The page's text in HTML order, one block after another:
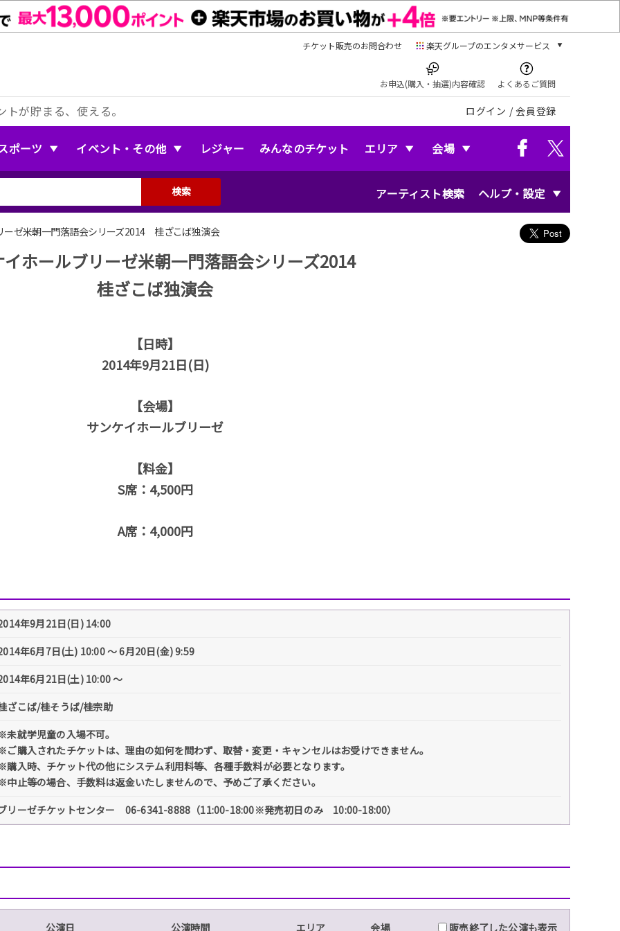
チケット販売のお問合わせ 楽天グループのエンタメサービス
本/ゲーム/CD/DVD
楽天ブックス
電子書籍
楽天Kobo
音楽配信
お申込(購入・抽選)内容確認 よくあるご質問
が貯まる、使える。 ログイン / 会員登録
ポーツ イベント・その他 レジャー みんなのチケット エリア 会場
アーティスト検索 ヘルプ・設定
検索
ーゼ米朝一門落語会シリーズ2014 桂ざこば独演会
イホールブリーゼ米朝一門落語会シリーズ2014
桂ざこば独演会
【日時】
2014年9月21日(日)
【会場】
サンケイホールブリーゼ
【料金】
S席：4,500円
A席：4,000円
年9月21日(日) 14:00
年6月7日(土) 10:00 〜 6月20日(金) 9:59
年6月21日(土) 10:00 〜
ざこば/桂そうば/桂宗助
未就学児童の入場不可。
ご購入されたチケットは、理由の如何を問わず、取替・変更・キャンセルはお受けできません。
購入時、チケット代の他にシステム利用料等、各種手数料が必要となります。
中止等の場合、手数料は返金いたしませんので、予めご了承ください。
リーゼチケットセンター 06-6341-8888（11:00-18:00※発売初日のみ 10:00-18:00）
公演日 公演時間 エリア 会場 販売終了した公演も表示